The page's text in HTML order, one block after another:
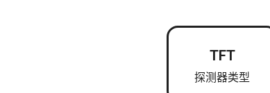
TFT
探测器类型